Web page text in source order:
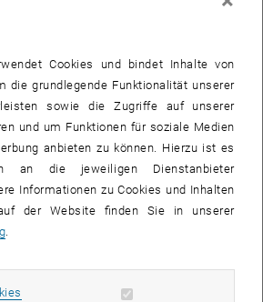
angekündigte Einzelfälle immer Hörsaal
erstehen, oder kapitelweise als
Sie Druckfehler im Buch entdecken, wäre
Sie mir diese perEmailschicken.
URL in einem neuen Fenster
vorgestellten Konstruktion der
Cookies und bindet Inhalte von
die grundlegende Funktionalität unserer
sowie die Zugriffe auf unserer
und um Funktionen für soziale Medien
anbieten zu können. Hierzu ist es
an die jeweiligen Dienstanbieter
Informationen zu Cookies und Inhalten
der Website finden Sie in unserer
.
Erforderliche Cookies zulassen